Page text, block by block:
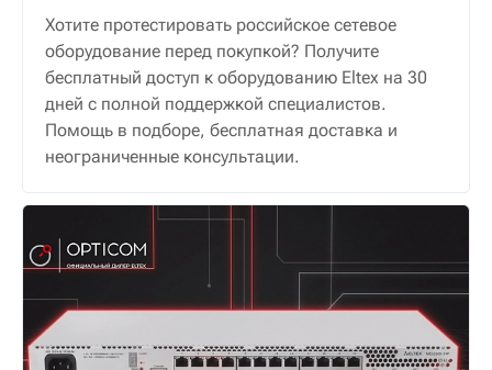
Хотите протестировать российское сетевое
оборудование перед покупкой? Получите
бесплатный доступ к оборудованию Eltex на 30
дней с полной поддержкой специалистов.
Помощь в подборе, бесплатная доставка и
неограниченные консультации.